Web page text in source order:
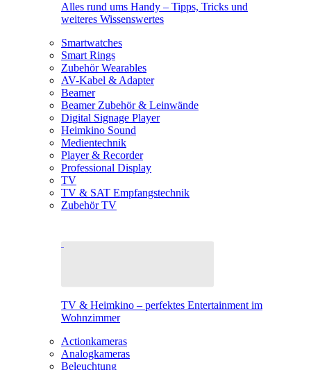
Alles rund ums Handy – Tipps, Tricks und
weiteres Wissenswertes
Smartwatches
Smart Rings
Zubehör Wearables
AV-Kabel & Adapter
Beamer
Beamer Zubehör & Leinwände
Digital Signage Player
Heimkino Sound
Medientechnik
Player & Recorder
Professional Display
TV
TV & SAT Empfangstechnik
Zubehör TV
TV & Heimkino – perfektes Entertainment im
Wohnzimmer
Actionkameras
Analogkameras
Beleuchtung